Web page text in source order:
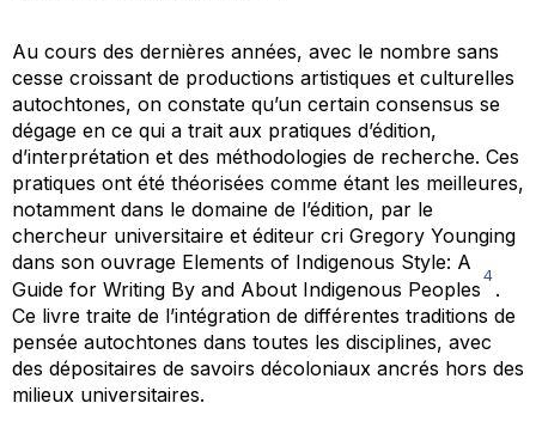
Au cours des dernières années, avec le nombre sans
cesse croissant de productions artistiques et culturelles
autochtones, on constate qu’un certain consensus se
dégage en ce qui a trait aux pratiques d’édition,
d’interprétation et des méthodologies de recherche. Ces
pratiques ont été théorisées comme étant les meilleures,
notamment dans le domaine de l’édition, par le
chercheur universitaire et éditeur cri Gregory Younging
dans son ouvrage Elements of Indigenous Style: A
Guide for Writing By and About Indigenous Peoples
4
.
Ce livre traite de l’intégration de différentes traditions de
pensée autochtones dans toutes les disciplines, avec
des dépositaires de savoirs décoloniaux ancrés hors des
milieux universitaires.